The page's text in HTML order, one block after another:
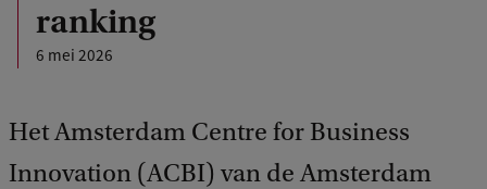
ranking
6 mei 2026
Het Amsterdam Centre for Business
Innovation (ACBI) van de Amsterdam